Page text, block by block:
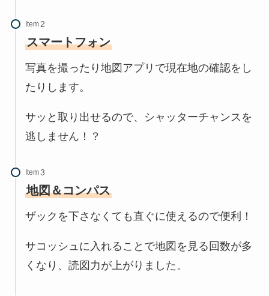
Item
スマートフォン
写真を撮ったり地図アプリで現在地の確認をし
たりします。
サッと取り出せるので、シャッターチャンスを
逃しません！？
Item
地図＆コンパス
ザックを下さなくても直ぐに使えるので便利！
サコッシュに入れることで地図を見る回数が多
くなり、読図力が上がりました。